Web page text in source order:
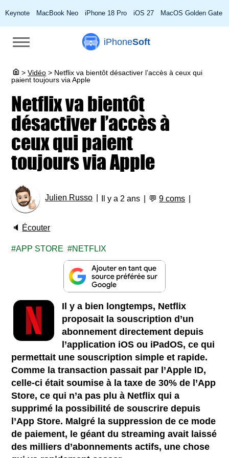
Keynote MacBook Neo iPhone 18 Pro iOS 27 MacOS Golden Gate
iPhoneSoft
> Vidéo > Netflix va bientôt désactiver l’accès à ceux qui
paient toujours via Apple
Netflix va bientôt
désactiver l’accès à
ceux qui paient
toujours via Apple
Julien Russo Il y a 2 ans 💬9 coms
🔈 Écouter
APP STORE NETFLIX
Il y a bien longtemps, Netflix
proposait la souscription d’un
abonnement directement depuis
l’application iOS ou iPadOS, ce qui
permettait une souscription simple et rapide.
Comme la transaction passait par l’Apple ID,
celle-ci était soumise à la taxe de 30% de l’App
Store, ce qui n’a pas plu à Netflix qui a
supprimé la possibilité de souscrire depuis
l’App Store. Malgré la suppression de ce mode
de paiement, le géant du streaming avait laissé
des milliers d’abonnements actifs, une chose